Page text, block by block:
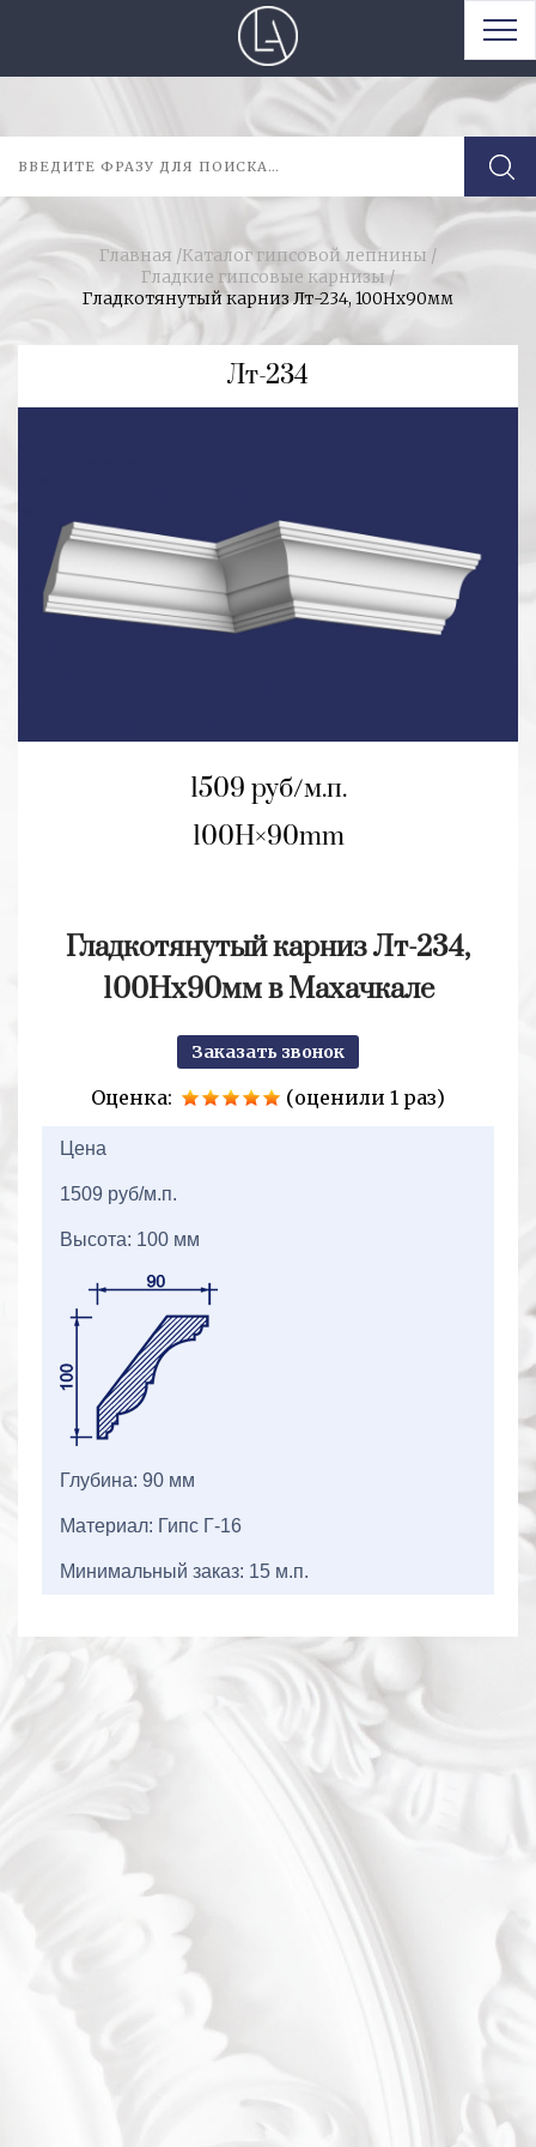
Главная /Каталог гипсовой лепнины /
Гладкие гипсовые карнизы/
Гладкотянутый карниз Лт-234, 100Нх90мм
Лт-234
1509 руб/м.п.
100H 90mm
Гладкотянутый карниз Лт-234,
100Нх90мм в Махачкале
Заказать звонок
Оценка:
(оценили 1 раз)
Цена
1509 руб/м.п.
Высота: 100 мм
Глубина: 90 мм
Материал: Гипс Г-16
Минимальный заказ: 15 м.п.